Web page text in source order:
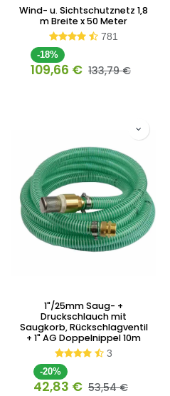
Wind- u. Sichtschutznetz 1,8
m Breite x 50 Meter
781
-18%
109,66 € 133,79€
1"/25mm Saug- +
Druckschlauch mit
Saugkorb, Rückschlagventil
+ 1" AG Doppelnippel 10m
3
-20%
42,83 € 53,54€